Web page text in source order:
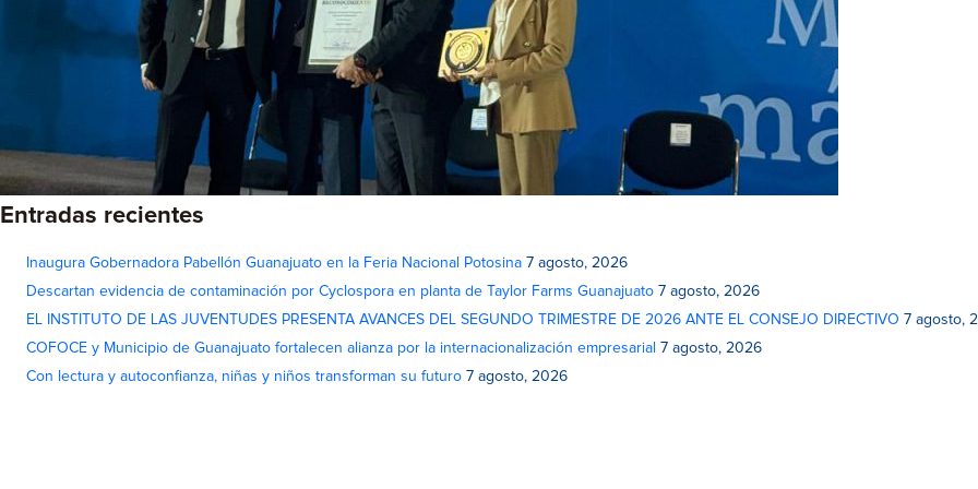
Entradas recientes
Inaugura Gobernadora Pabellón Guanajuato en la Feria Nacional Potosina 7 agosto, 2026
Descartan evidencia de contaminación por Cyclospora en planta de Taylor Farms Guanajuato 7 agosto, 2026
EL INSTITUTO DE LAS JUVENTUDES PRESENTA AVANCES DEL SEGUNDO TRIMESTRE DE 2026 ANTE EL CONSEJO DIRECTIVO 7 agosto,
COFOCE y Municipio de Guanajuato fortalecen alianza por la internacionalización empresarial 7 agosto, 2026
Con lectura y autoconfianza, niñas y niños transforman su futuro 7 agosto, 2026